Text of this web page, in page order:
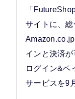
「
サイトに、
インと決済
ログイン&ペ
サービスを9